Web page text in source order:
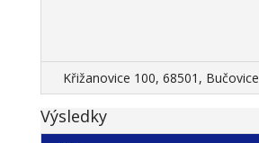
Křižanovice 100, 68501, Bučovice
Výsledky